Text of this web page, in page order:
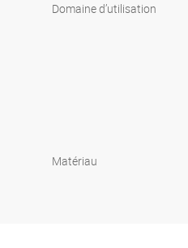
Domaine d’utilisation
Matériau